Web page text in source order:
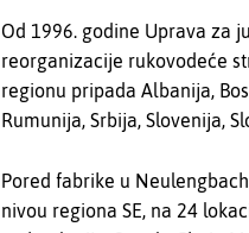
Od 1996. godine Uprava za
reorganizacije rukovodeće
regionu pripada Albanija,
Rumunija, Srbija, Slovenija,
Pored fabrike u
nivou regiona SE, na 24